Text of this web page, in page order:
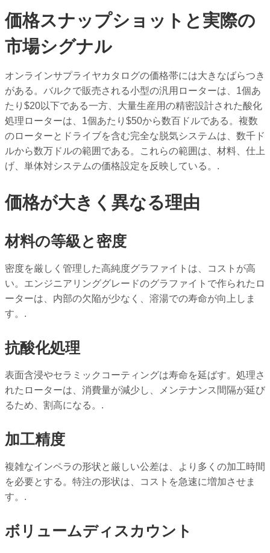
価格スナップショットと実際の
市場シグナル
オンラインサプライヤカタログの価格帯には大きなばらつき
がある。バルクで販売される小型の汎用ローターは、1個あ
たり$20以下である一方、大量生産用の精密設計された酸化
処理ローターは、1個あたり$50から数百ドルである。複数
のローターとドライブを含む完全な脱気システムは、数千ド
ルから数万ドルの範囲である。これらの範囲は、材料、仕上
げ、単体対システムの価格設定を反映している。.
価格が大きく異なる理由
材料の等級と密度
密度を厳しく管理した高純度グラファイトは、コストが高
い。エンジニアリンググレードのグラファイトで作られたロ
ーターは、内部の欠陥が少なく、溶湯での寿命が向上しま
す。.
抗酸化処理
表面含浸やセラミックコーティングは寿命を延ばす。処理さ
れたローターは、消費量が減少し、メンテナンス間隔が延び
るため、割高になる。.
加工精度
複雑なインペラの形状と厳しい公差は、より多くの加工時間
を必要とする。特注の形状は、コストを急速に増加させま
す。.
ボリュームディスカウント